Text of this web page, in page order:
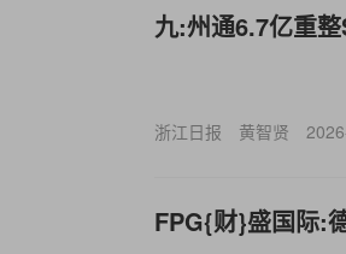
九:州通6.7亿重
浙江日报 黄智贤
FPG{财}盛国际: